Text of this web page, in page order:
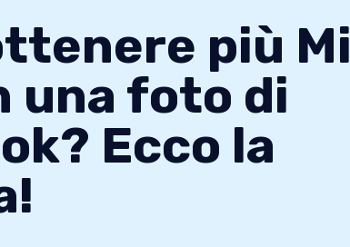
più Mi
una foto di
Ecco la